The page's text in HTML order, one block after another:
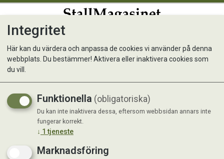
Grovfoderanalys B, MJ-
smbrp-socker-Ca-P-mfl.
Integritet
Här kan du värdera och anpassa de cookies vi använder på denna
webbplats. Du bestämmer! Aktivera eller inaktivera cookies som
du vill.
Funktionella (obligatoriska)
Du kan inte inaktivera dessa, eftersom webbsidan annars inte
fungerar korrekt.
↓ 1 tjeneste
Marknadsföring